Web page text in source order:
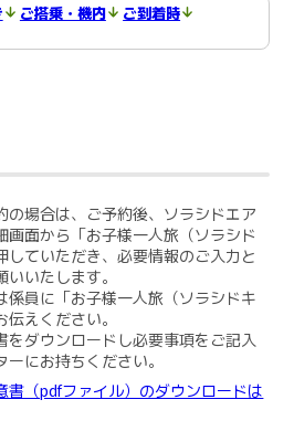
ご搭乗・機内
ご到着時
の場合は、ご予約後、ソラシドエア
画面から「お子様一人旅（ソラシド
していただき、必要情報のご入力と
いたします。
係員に「お子様一人旅（ソラシドキ
えください。
をダウンロードし必要事項をご記入
にお持ちください。
書（pdfファイル）のダウンロードは